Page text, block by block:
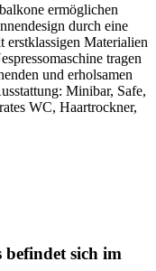
ermöglichen
durch eine
erstklassigen Materialien
tragen
und erholsamen
Minibar, Safe,
WC, Haartrockner,
befindet sich im